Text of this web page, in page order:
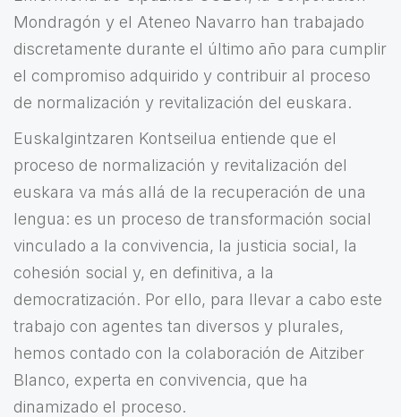
Mondragón y el Ateneo Navarro han trabajado
discretamente durante el último año para cumplir
el compromiso adquirido y contribuir al proceso
de normalización y revitalización del euskara.
Euskalgintzaren Kontseilua entiende que el
proceso de normalización y revitalización del
euskara va más allá de la recuperación de una
lengua: es un proceso de transformación social
vinculado a la convivencia, la justicia social, la
cohesión social y, en definitiva, a la
democratización. Por ello, para llevar a cabo este
trabajo con agentes tan diversos y plurales,
hemos contado con la colaboración de Aitziber
Blanco, experta en convivencia, que ha
dinamizado el proceso.